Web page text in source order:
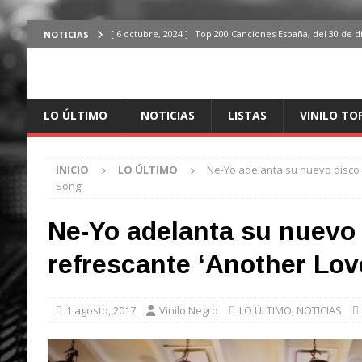
NOTICIAS [ 6 octubre, 2024 ] Top 200 Canciones España, del 30 de
[ 3 octubre, 2024 ] Top 100 Artistas Españoles
[ 2 octubre, 2024 ] Top 100 Artistas Internacionales
LO ÚLTIMO NOTICIAS LISTAS VINILO
INICIO LO ÚLTIMO
Ne-Yo adelanta su nuevo
Song’
Ne-Yo adelanta su
refrescante ‘Another
1 agosto, 2017 Vinilo Negro LO ÚLTIMO, NOTICIAS